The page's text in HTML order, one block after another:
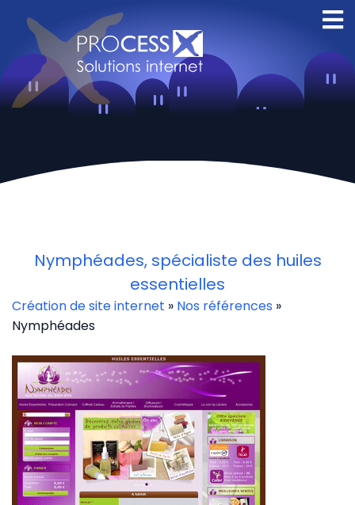
Nymphéades, spécialiste des huiles
essentielles
Création de site internet » Nos références »
Nymphéades